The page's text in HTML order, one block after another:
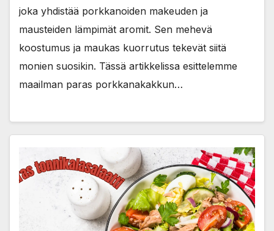
joka yhdistää porkkanoiden makeuden ja
mausteiden lämpimät aromit. Sen mehevä
koostumus ja maukas kuorrutus tekevät siitä
monien suosikin. Tässä artikkelissa esittelemme
maailman paras porkkanakakkun…